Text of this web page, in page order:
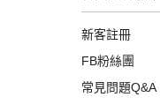
新客註冊
FB粉絲團
常見問題Q&A